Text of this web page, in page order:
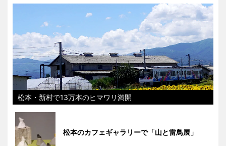
松本・新村で13万本のヒマワリ満開
松本のカフェギャラリーで「山と雷鳥展」